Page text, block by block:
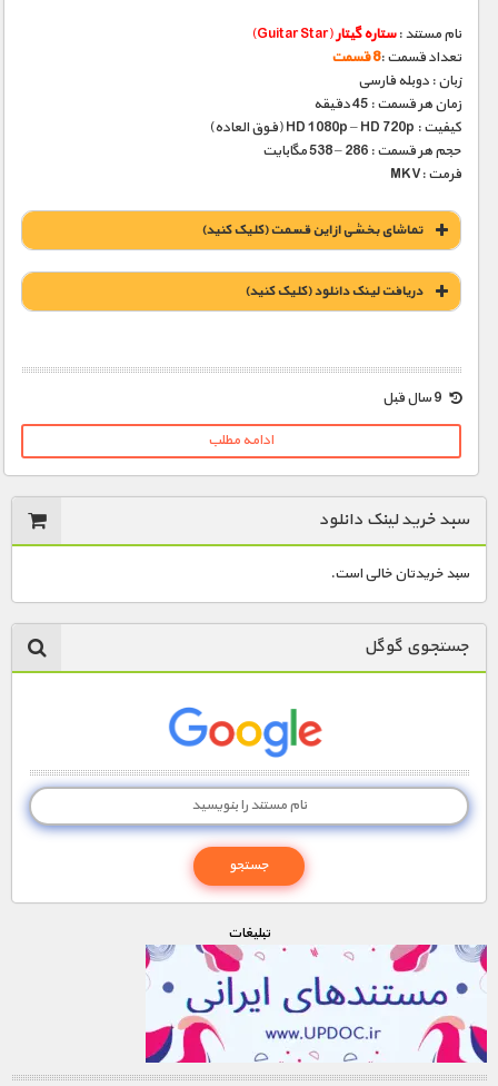
نام مستند :ستاره گیتار(Guitar Star)
تعداد قسمت :8 قسمت
زبان : دوبله فارسی
زمان هر قسمت : 45 دقیقه
کیفیت : HD 1080p – HD 720p (فوق العاده)
حجم هر قسمت : 286 – 538 مگابایت
فرمت :MKV
تماشای بخشی از این قسمت (کلیک کنید)
دریافت لينک دانلود (کليک کنيد)
1900 تومان – لينک دانلود قسمت 1 (افزودن به سبد خريد)
1900 تومان – لينک دانلود قسمت 3 (افزودن به سبد خريد)
1900 تومان – لينک دانلود قسمت 4 (افزودن به سبد خريد)
1900 تومان – لينک دانلود قسمت 5 (افزودن به سبد خريد)
1900 تومان – لينک دانلود قسمت 9 (افزودن به سبد خريد)
ادامه مطلب
سبد خرید لینک دانلود
سبد خریدتان خالی است.
جستجوی گوگل
تبليغات